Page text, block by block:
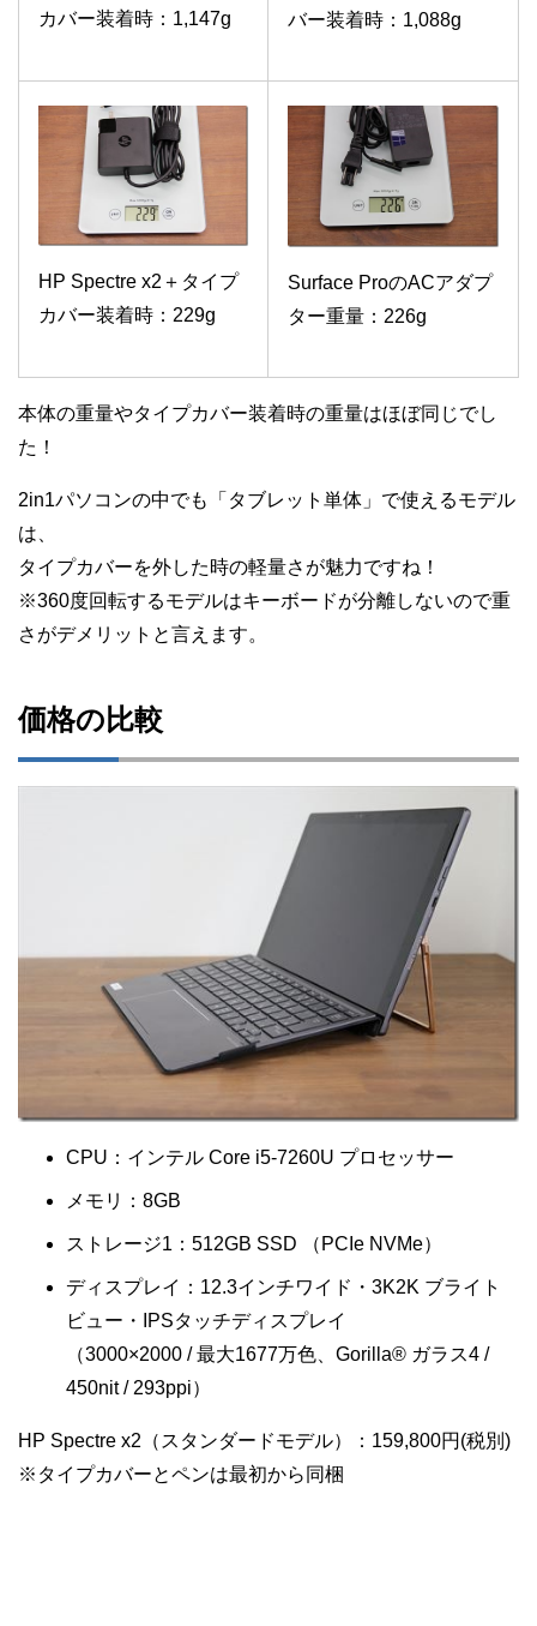
カバー装着時：1,147g
バー装着時：1,088g
HP Spectre x2＋タイプ
カバー装着時：229g
Surface ProのACアダプ
ター重量：226g
本体の重量やタイプカバー装着時の重量はほぼ同じでし
た！
2in1パソコンの中でも「タブレット単体」で使えるモデル
は、
タイプカバーを外した時の軽量さが魅力ですね！
※360度回転するモデルはキーボードが分離しないので重
さがデメリットと言えます。
価格の比較
CPU：インテル Core i5-7260U プロセッサー
メモリ：8GB
ストレージ1：512GB SSD （PCIe NVMe）
ディスプレイ：12.3インチワイド・3K2K ブライト
ビュー・IPSタッチディスプレイ
（3000×2000 / 最大1677万色、Gorilla® ガラス4 /
450nit / 293ppi）
HP Spectre x2（スタンダードモデル）：159,800円(税別)
※タイプカバーとペンは最初から同梱